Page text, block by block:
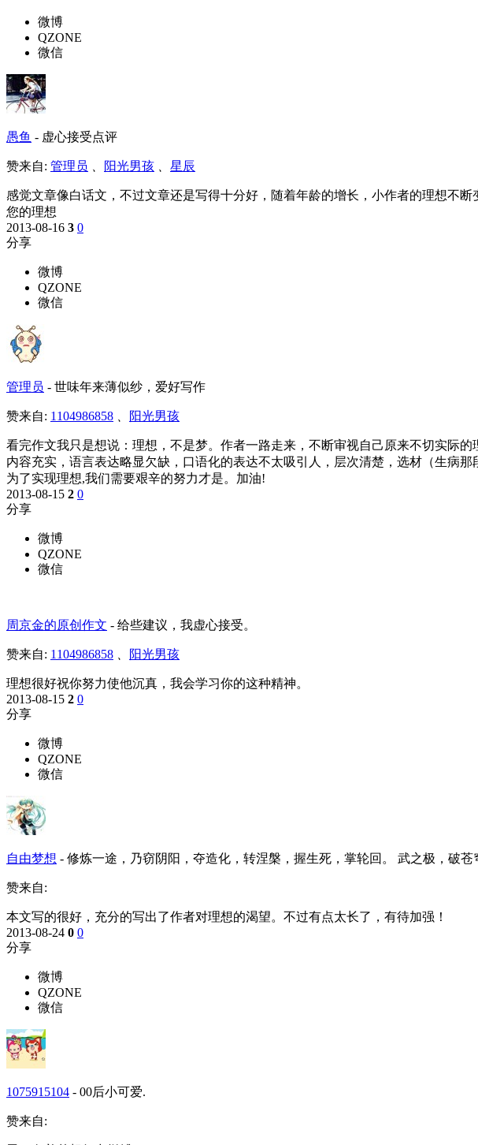
微博
QZONE
微信
愚鱼 - 虚心接受点评
赞来自: 管理员 、 阳光男孩 、 星辰
感觉文章像白话文，不过文章还是写得十分好，随着年龄的增长，小作者的理想不
您的理想
2013-08-16 3 0
分享
微博
QZONE
微信
管理员 - 世味年来薄似纱，爱好写作
赞来自: 1104986858 、 阳光男孩
看完作文我只是想说：理想，不是梦。作者一路走来，不断审视自己原来不切实际的
内容充实，语言表达略显欠缺，口语化的表达不太吸引人，层次清楚，选材（生病那
为了实现理想,我们需要艰辛的努力才是。加油!
2013-08-15 2 0
分享
微博
QZONE
微信
周京金的原创作文 - 给些建议，我虚心接受。
赞来自: 1104986858 、 阳光男孩
理想很好祝你努力使他沉真，我会学习你的这种精神。
2013-08-15 2 0
分享
微博
QZONE
微信
自由梦想 - 修炼一途，乃窃阴阳，夺造化，转涅槃，握生死，掌轮回。 武之极，破苍
赞来自:
本文写的很好，充分的写出了作者对理想的渴望。不过有点太长了，有待加强！
2013-08-24 0 0
分享
微博
QZONE
微信
1075915104 - 00后小可爱.
赞来自: